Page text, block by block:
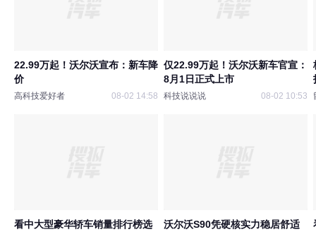
22.99万起！沃尔沃宣布：新车降
价
高科技爱好者 08-02 14:58
仅22.99万起！沃尔沃新车官宣：
8月1日正式上市
科技说说说 08-02 10:53
看中大型豪华轿车销量排行榜选
沃尔沃S90凭硬核实力稳居舒适